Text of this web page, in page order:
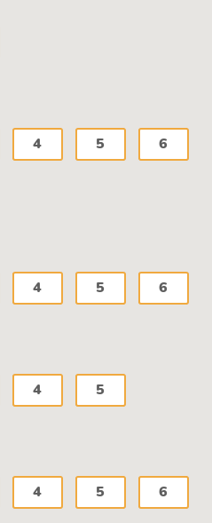
4 5 6
4 5 6
4 5
4 5 6